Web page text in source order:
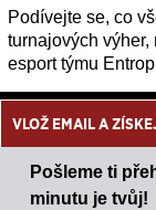
Podívejte se, co
turnajových
esport týmu
VLOŽ EMAIL A
Pošleme ti
minutu je tvůj!